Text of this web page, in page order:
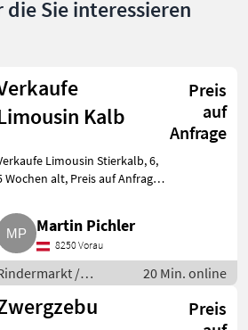
Sie interessieren
Kalb
Preis
auf
Anfrage
Limousin Stierkalb, 6,
alt, Preis auf Anfrage
Fürstenfeld-Vorau. Rindermarkt
Martin Pichler
8250 Vorau
/
20 Min. online
Preis